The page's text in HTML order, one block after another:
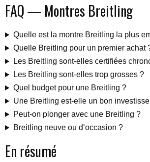
FAQ — Montres Breitling
Quelle est la montre Breitling la plus
Quelle Breitling pour un premier achat
Les Breitling sont-elles certifiées
Les Breitling sont-elles trop grosses ?
Quel budget pour une Breitling ?
Une Breitling est-elle un bon
Peut-on plonger avec une Breitling ?
Breitling neuve ou d’occasion ?
En résumé